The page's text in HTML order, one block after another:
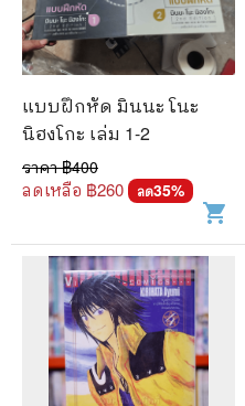
แบบฝึกหัด มินนะ โนะ
นิฮงโกะ เล่ม 1-2
ราคา ฿400
ลดเหลือ ฿260 ลด35%
shopping_cart